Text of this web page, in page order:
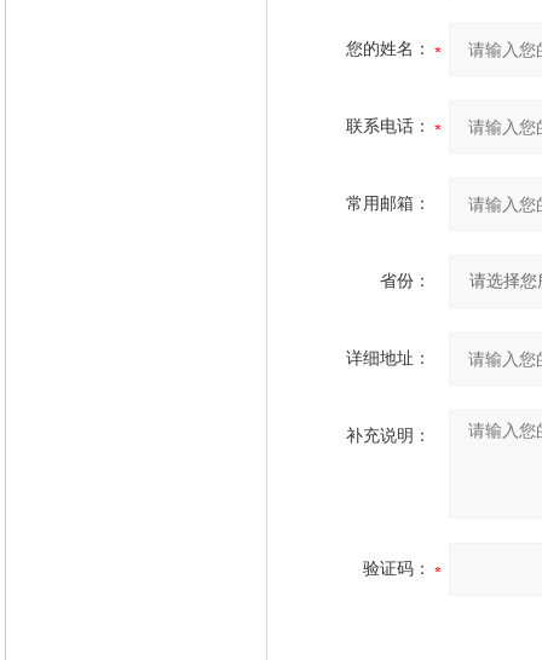
您的姓名：
联系电话：
常用邮箱：
省份：
详细地址：
补充说明：
验证码：